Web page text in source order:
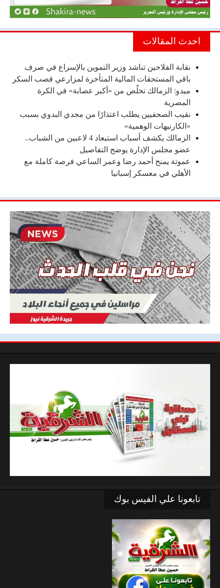
احدث المقالات
نقابة الفلاحين تناشد وزير التموين بالإسراع في صرف
باقي المستحقات المالية المتأخرة لمزارعي قصب السكر
ميدو: الزمالك تخلّص من «أكبر عصابة» في الكرة
المصرية
نقيب الصحفيين يطلب اعتذارًا من مجدي البدوي بسبب
«الكارنيهات الوهمية»
الزمالك يكشف أسباب استبعاد 4 لاعبين من الشباب..
عضو مجلس الإدارة يوضح التفاصيل
عموتة يمنح أحمد رضا وعمر الساعي فرصة كاملة مع
الأهلي في معسكر إسبانيا
تابعونا علي الفيس بوك